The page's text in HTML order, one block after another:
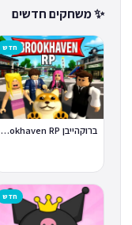
✨ משחקים חדשים
חדש
ברוקהייבן Brookhaven RP
חדש